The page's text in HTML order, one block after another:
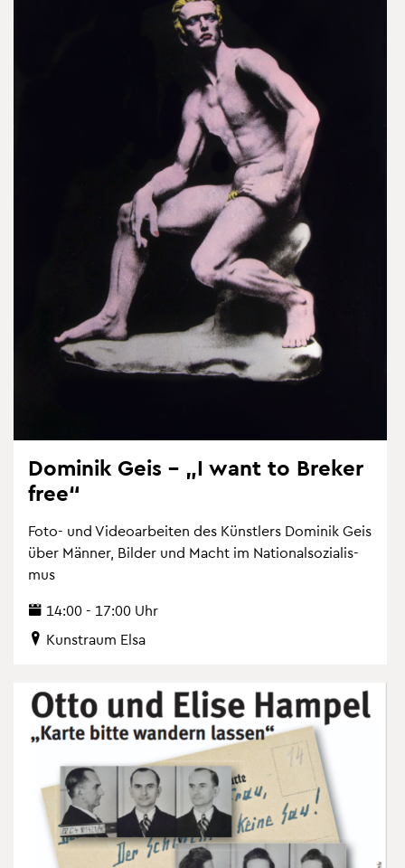
Do­mi­nik Geis – „I want to Bre­ker
free“
Foto- und Vi­deo­ar­bei­ten des Künst­lers Do­mi­nik Geis
über Män­ner, Bil­der und Macht im Na­tio­nal­so­zia­lis­
mus
14:00 - 17:00 Uhr
Kunst­raum Elsa